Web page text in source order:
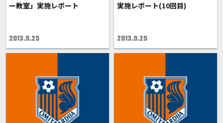
ー教室」実施レポート
2013.9.25
実施レポート(10回目)
2013.9.25